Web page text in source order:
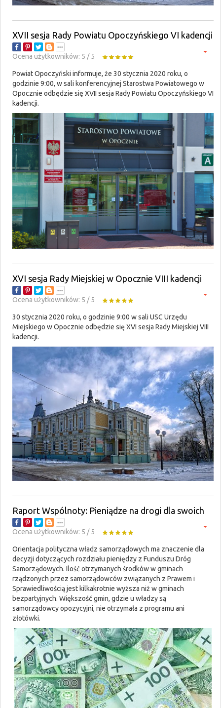
XVII sesja Rady Powiatu Opoczyńskiego VI kadencji
Ocena użytkowników: 5 /5
Powiat Opoczyński informuje, że 30 stycznia 2020 roku, o
godzinie 9:00, w sali konferencyjnej Starostwa Powiatowego w
Opocznie odbędzie się XVII sesja Rady Powiatu Opoczyńskiego VI
kadencji.
XVI sesja Rady Miejskiej w Opocznie VIII kadencji
Ocena użytkowników: 5 /5
30 stycznia 2020 roku, o godzinie 9:00 w sali USC Urzędu
Miejskiego w Opocznie odbędzie się XVI sesja Rady Miejskiej VIII
kadencji.
Raport Wspólnoty: Pieniądze na drogi dla swoich
Ocena użytkowników: 5 /5
Orientacja polityczna władz samorządowych ma znaczenie dla
decyzji dotyczących rozdziału pieniędzy z Funduszu Dróg
Samorządowych. Ilość otrzymanych środków w gminach
rządzonych przez samorządowców związanych z Prawem i
Sprawiedliwością jest kilkakrotnie wyższa niż w gminach
bezpartyjnych. Większość gmin, gdzie u władzy są
samorządowcy opozycyjni, nie otrzymała z programu ani
złotówki.